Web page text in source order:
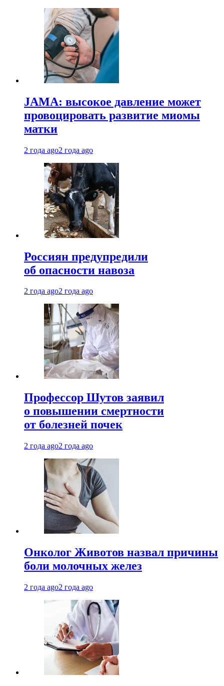
JAMA: высокое давление может
провоцировать развитие миомы
матки
2 года ago2 года ago
Россиян предупредили
об опасности навоза
2 года ago2 года ago
Профессор Шутов заявил
о повышении смертности
от болезней почек
2 года ago2 года ago
Онколог Животов назвал причины
боли молочных желез
2 года ago2 года ago